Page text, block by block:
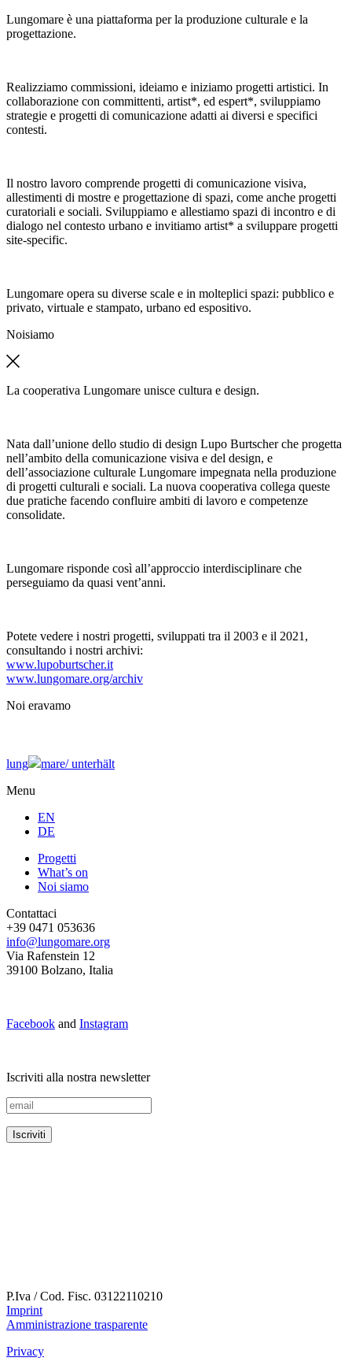
Lungomare è una piattaforma per la produzione culturale e la
progettazione.
Realizziamo commissioni, ideiamo e iniziamo progetti artistici. In
collaborazione con committenti, artist*, ed espert*, sviluppiamo
strategie e progetti di comunicazione adatti ai diversi e specifici
contesti.
Il nostro lavoro comprende progetti di comunicazione visiva,
allestimenti di mostre e progettazione di spazi, come anche progetti
curatoriali e sociali. Sviluppiamo e allestiamo spazi di incontro e di
dialogo nel contesto urbano e invitiamo artist* a sviluppare progetti
site-specific.
Lungomare opera su diverse scale e in molteplici spazi: pubblico e
privato, virtuale e stampato, urbano ed espositivo.
Noisiamo
La cooperativa Lungomare unisce cultura e design.
Nata dall’unione dello studio di design Lupo Burtscher che progetta
nell’ambito della comunicazione visiva e del design, e
dell’associazione culturale Lungomare impegnata nella produzione
di progetti culturali e sociali. La nuova cooperativa collega queste
due pratiche facendo confluire ambiti di lavoro e competenze
consolidate.
Lungomare risponde così all’approccio interdisciplinare che
perseguiamo da quasi vent’anni.
Potete vedere i nostri progetti, sviluppati tra il 2003 e il 2021,
consultando i nostri archivi:
www.lupoburtscher.it
www.lungomare.org/archiv
Noi eravamo
lung mare/unterhält
Menu
EN
DE
Progetti
What’s on
Noi siamo
Contattaci
+39 0471 053636
info@lungomare.org
Via Rafenstein 12
39100 Bolzano, Italia
Facebook and Instagram
Iscriviti alla nostra newsletter
P.Iva / Cod. Fisc. 03122110210
Imprint
Amministrazione trasparente
Privacy